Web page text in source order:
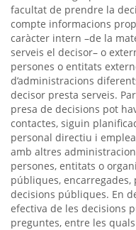
facultat de prendre la
compte informacions
caràcter intern –de la
serveis el decisor– o
persones o entitats
d’administracions
decisor presta serveis.
presa de decisions pot
contactes, siguin
personal directiu i
amb altres
persones, entitats o
públiques, encarregades,
decisions públiques. En
efectiva de les decisions
preguntes, entre les